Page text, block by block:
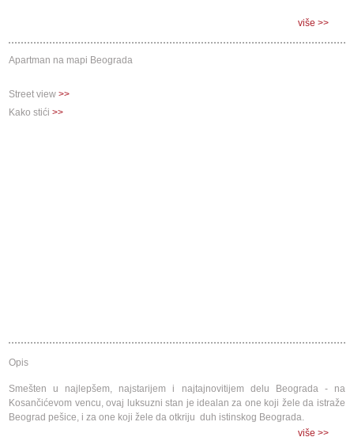
više >>
Apartman na mapi Beograda
Street view>>
Kako stići>>
Opis
Smešten u najlepšem, najstarijem i najtajnovitijem delu Beograda - na
Kosančićevom vencu, ovaj luksuzni stan je idealan za one koji žele da istraže
Beograd pešice, i za one koji žele da otkriju duh istinskog Beograda.
Na nekoliko minuta hoda nalaze se Kalemegdan, Knez Mihailova ulica,
više >>